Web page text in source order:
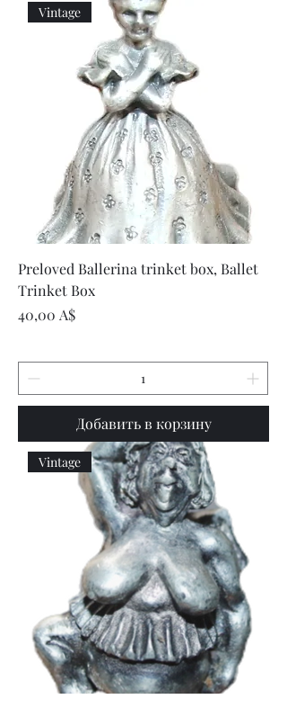
Vintage
Preloved Ballerina trinket box, Ballet
Trinket Box
Цена
40,00 A$
Добавить в корзину
Vintage